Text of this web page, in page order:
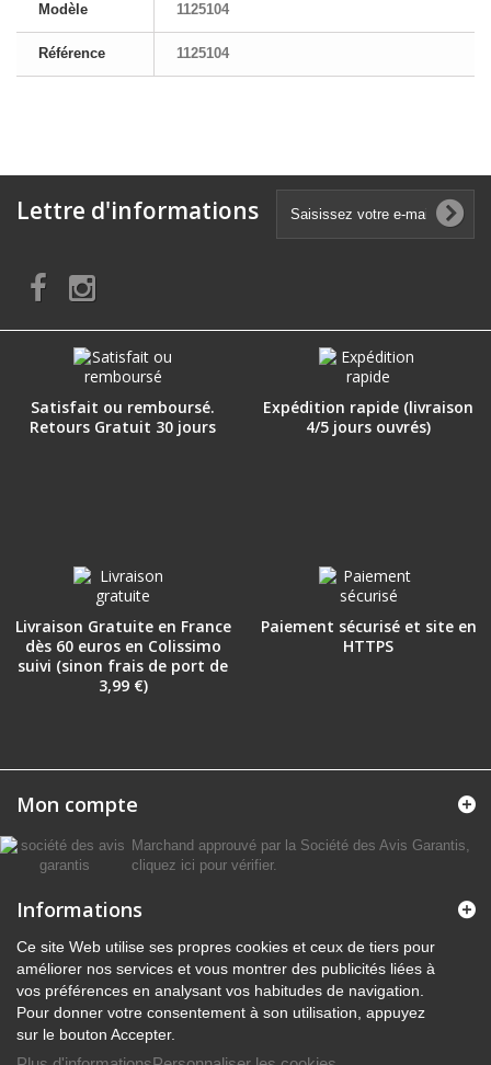
Modèle 1125104
Référence 1125104
Lettre d'informations
Satisfait ou remboursé.
Retours Gratuit 30 jours
Expédition rapide (livraison
4/5 jours ouvrés)
Livraison Gratuite en France
dès 60 euros en Colissimo
suivi (sinon frais de port de
3,99 €)
Paiement sécurisé et site en
HTTPS
Mon compte
Marchand approuvé par la Société des Avis Garantis,
cliquez ici pour vérifier.
Informations
Ce site Web utilise ses propres cookies et ceux de tiers pour
améliorer nos services et vous montrer des publicités liées à
vos préférences en analysant vos habitudes de navigation.
Pour donner votre consentement à son utilisation, appuyez
sur le bouton Accepter.